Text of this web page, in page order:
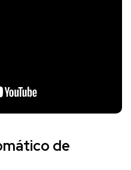
de